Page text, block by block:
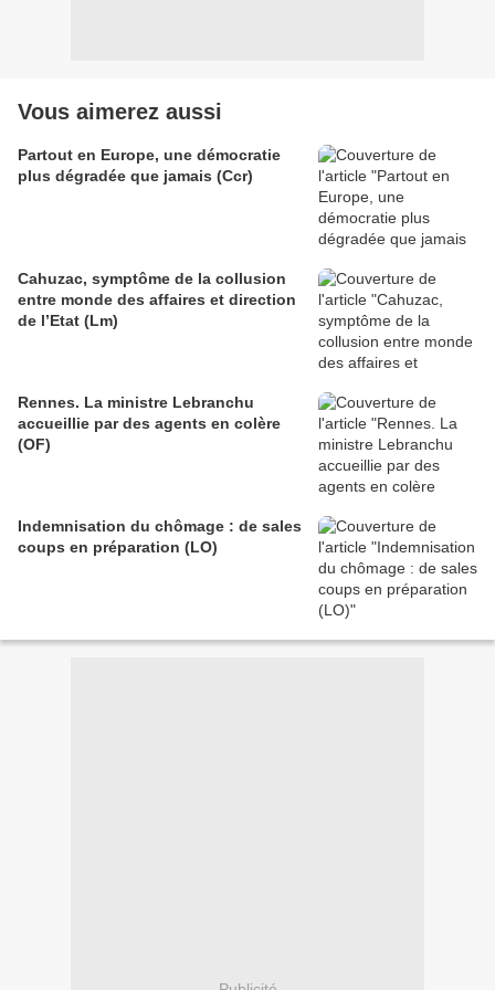
Vous aimerez aussi
Partout en Europe, une démocratie
plus dégradée que jamais (Ccr)
Cahuzac, symptôme de la collusion
entre monde des affaires et direction
de l’Etat (Lm)
Rennes. La ministre Lebranchu
accueillie par des agents en colère
(OF)
Indemnisation du chômage : de sales
coups en préparation (LO)